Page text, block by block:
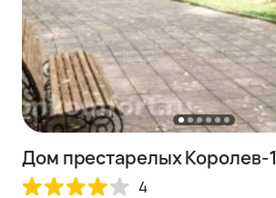
Дом престарелых Королев-1
4